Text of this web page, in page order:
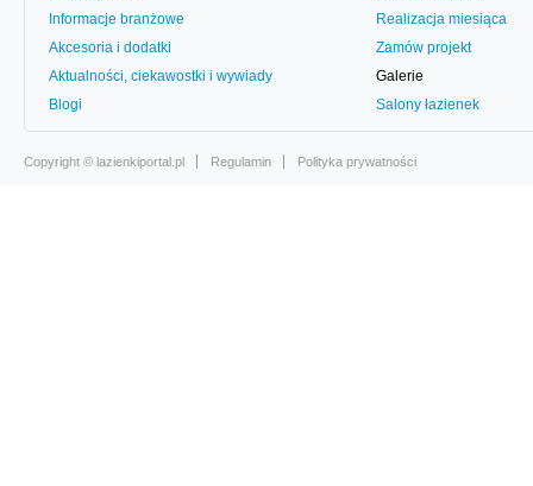
Informacje branżowe
Akcesoria i dodatki
Aktualności, ciekawostki i wywiady
Blogi
Realizacja miesiąca
Zamów projekt
Galerie
Salony łazienek
Copyright © lazienkiportal.pl Regulamin Polityka prywatności